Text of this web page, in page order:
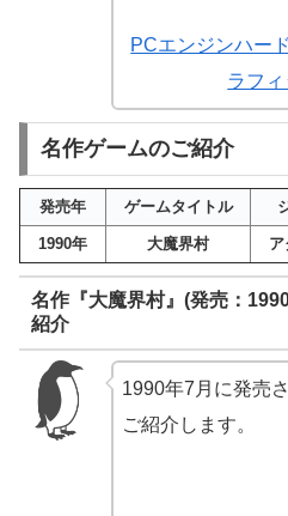
PCエンジンハー
ラフ
名作ゲームのご紹介
発売年 ゲームタイトル
1990年 大魔界村
名作『大魔界村』(発売：
紹介
1990年7月に発売
ご紹介します。